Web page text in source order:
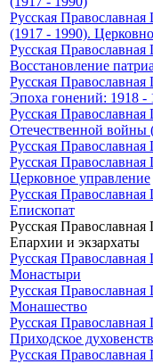
Русская
(1917 - 1990).
Русская
Восстановление
Русская
Эпоха гонений: 1918 -
Русская
Отечественной войны
Русская Православная
Русская Православная
Церковное управление
Русская Православная
Епископат
Русская Православная
Епархии и экзархаты
Русская Православная
Монастыри
Русская Православная
Монашество
Русская Православная
Приходское
Русская Православная